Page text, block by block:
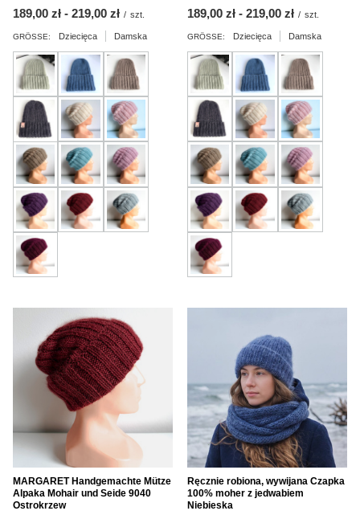
ab
189,00 zł - bis
219,00 zł / szt.
GRÖSSE: Dziecięca Damska
ab
189,00 zł - bis
219,00 zł / szt.
GRÖSSE: Dziecięca Damska
MARGARET Handgemachte Mütze
Alpaka Mohair und Seide 9040
Ostrokrzew
Ręcznie robiona, wywijana Czapka
100% moher z jedwabiem
Niebieska